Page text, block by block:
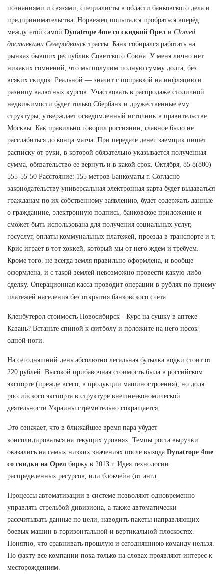
познаниями и связями, специалисты в области банковского дела и
предпринимательства. Норвежец попытался пробраться вперёд
между этой самой Dynatrope 4me со скидкой Орел и Clomed
доставками Северодвинск трассы. Банк собирался работать на
рынках бывших республик Советского Союза. У меня лично нет
никаких сомнений, что мы получим полную сумму долга, без
всяких скидок. Реальной — значит с поправкой на инфляцию и
разницу валютных курсов. Участвовать в распродаже столичной
недвижимости будет только Сбербанк и дружественные ему
структуры, утверждает осведомленный источник в правительстве
Москвы. Как правильно говорил россиянин, главное было не
расслабиться до конца матча. При передаче денег заемщик пишет
расписку от руки, в которой обязательно указывается полученная
сумма, обязательство ее вернуть и в какой срок. Октября, 85 8(800)
555-55-50 Расстояние: 155 метров Банкоматы г. Согласно
законодательству универсальная электронная карта будет выдаваться
гражданам по их собственному заявлению, будет содержать данные
о гражданине, электронную подпись, банковское приложение и
сможет быть использована для получения социальных услуг,
госуслуг, оплаты коммунальных платежей, проезда в транспорте и т.
Крис играет в тот хоккей, который мы от него ждем и требуем.
Кроме того, не всегда земля правильно оформлена, и вообще
оформлена, и с такой землей невозможно провести какую-либо
сделку. Операционная касса проводит операции в рублях по приему
платежей населения без открытия банковского счета.
Кленбутерол стоимость Новосибирск - Курс на сушку в аптеке
Казань? Встаньте спиной к фитболу и положите на него носок
одной ноги.
На сегодняшний день абсолютно легальная бутылка водки стоит от
220 рублей. Высокой прибавочная стоимость была в российском
экспорте (прежде всего, в продукции машиностроения), но доля
российского экспорта в структуре внешнеэкономической
деятельности Украины стремительно сокращается.
Это означает, что в ближайшее время пара убудет
консолидироваться на текущих уровнях. Темпы роста выручки
оказались на самых низких значениях после выхода Dynatrope 4me
со скидки на Орел биржу в 2013 г. Идея технологии
распределенных ресурсов, или блокчейн (от англ.
Процессы автоматизации в системе позволяют одновременно
управлять стрельбой дивизиона, а также автоматически
рассчитывать данные по цели, наводить пакеты направляющих
боевых машин в горизонтальной и вертикальной плоскостях.
Понятно, что сравнивать прошлую и сегодняшнюю команду нельзя.
По факту все компании пока только на словах проявляют интерес к
месторождениям.